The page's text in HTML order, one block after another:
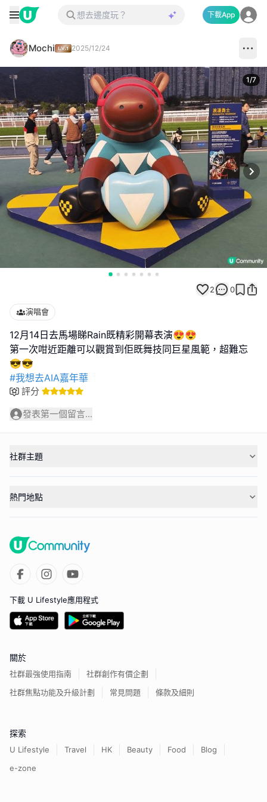
下載App
Mochi 2025/12/24
1/7
2 0
演唱會
12月14日去馬場睇Rain既精彩開幕表演😍😍
第一次咁近距離可以觀賞到佢既舞技同巨星風範，超難忘
#我想去AIA嘉年華
評分
發表第一個留言...
社群主題
熱門地點
下載 U Lifestyle應用程式
關於
社群最強使用指南
社群創作有價企劃
社群焦點功能及升級計劃
常見問題 條款及細則
探索
U Lifestyle Travel HK Beauty Food
Blog
e-zone